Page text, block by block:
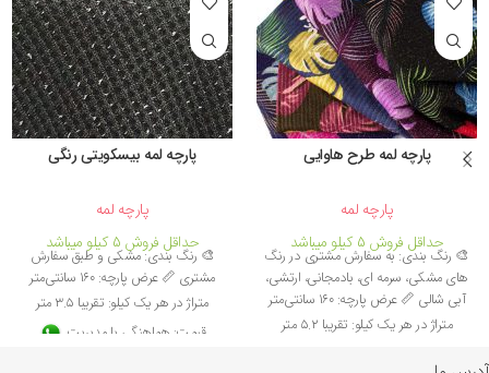
پارچه لمه طرح هاوایی
پارچه لمه
حداقل فروش 5 کیلو میباشد
🎨 رنگ بندی: به سفارش مشتری در رنگ
های مشکی، سرمه ای، بادمجانی، ارتشی،
آبی شالی 📏 عرض پارچه: 160 سانتی‌متر
متراژ در هر یک کیلو: تقریبا 5.2 متر
پارچه لمه بیسکویتی رنگی
پارچه لمه
حداقل فروش 5 کیلو میباشد
🎨 رنگ بندی: مشکی و طبق سفارش
مشتری 📏 عرض پارچه: 160 سانتی‌متر
متراژ در هر یک کیلو: تقریبا 3.5 متر
قیمت: هماهنگی با مدیریت